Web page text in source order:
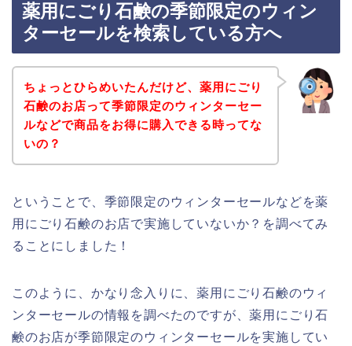
薬用にごり石鹸の季節限定のウィン
ターセールを検索している方へ
ちょっとひらめいたんだけど、薬用にごり
石鹸のお店って季節限定のウィンターセー
ルなどで商品をお得に購入できる時ってな
いの？
ということで、季節限定のウィンターセールなどを薬
用にごり石鹸のお店で実施していないか？を調べてみ
ることにしました！
このように、かなり念入りに、薬用にごり石鹸のウィ
ンターセールの情報を調べたのですが、薬用にごり石
鹸のお店が季節限定のウィンターセールを実施してい